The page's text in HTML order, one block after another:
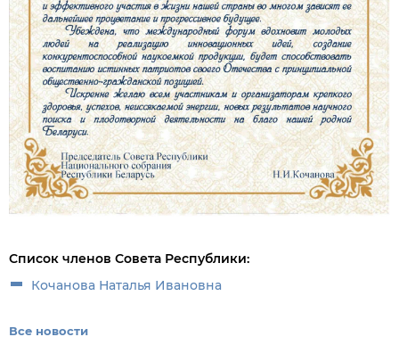
Список членов Совета Республики:
Кочанова Наталья Ивановна
Все новости